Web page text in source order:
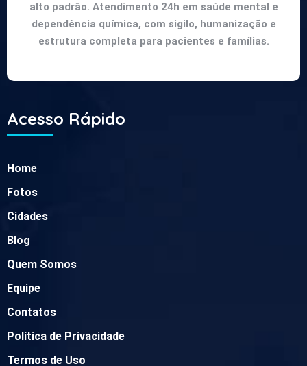
alto padrão. Atendimento 24h em saúde mental e
dependência química, com sigilo, humanização e
estrutura completa para pacientes e famílias.
Acesso Rápido
Home
Fotos
Cidades
Blog
Quem Somos
Equipe
Contatos
Política de Privacidade
Termos de Uso